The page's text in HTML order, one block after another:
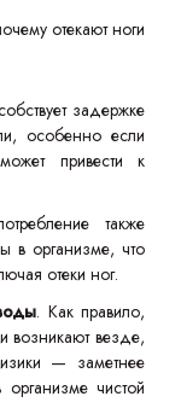
отекают ноги
задержке
особенно если
привести к
также
в организме, что
отеки ног.
. Как правило,
возникают везде,
— заметнее
чистой